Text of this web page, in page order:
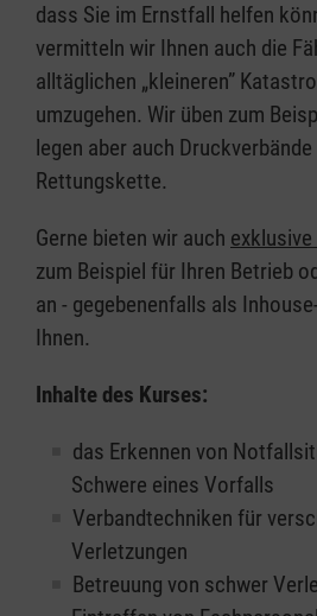
dass Sie im Ernstfall helfen
vermitteln wir Ihnen auch die
alltäglichen „kleineren”
umzugehen. Wir üben zum
legen aber auch
Rettungskette.
Gerne bieten wir auch
zum Beispiel für Ihren Betrieb
an - gegebenenfalls als
Ihnen.
Inhalte des Kurses:
das Erkennen von
Schwere eines Vorfalls
Verbandtechniken für
Verletzungen
Betreuung von schwer